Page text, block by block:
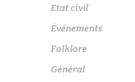
Etat civil
Événements
Folklore
Général